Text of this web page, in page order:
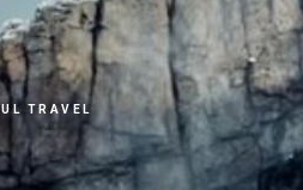
TRAVEL